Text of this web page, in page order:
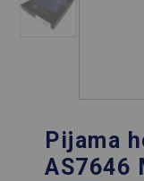
Pijama
AS7646